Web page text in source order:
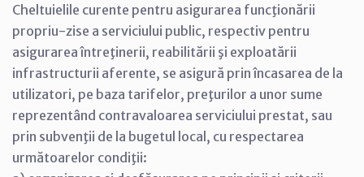
Cheltuielile curente pentru asigurarea funcţionării
propriu-zise a serviciului public, respectiv pentru
asigurarea întreţinerii, reabilitării şi exploatării
infrastructurii aferente, se asigură prin încasarea de la
utilizatori, pe baza tarifelor, preţurilor a unor sume
reprezentând contravaloarea serviciului prestat, sau
prin subvenţii de la bugetul local, cu respectarea
următoarelor condiţii: